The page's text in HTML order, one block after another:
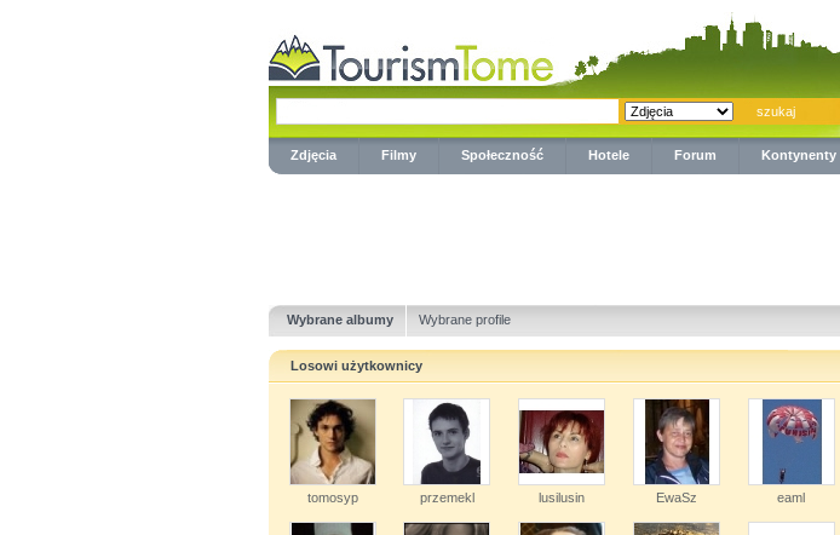
Zdjęcia Filmy Społeczność Hotele Forum Kontynenty
Wybrane albumy Wybrane profile
Losowi użytkownicy
tomosyp przemekl lusilusin EwaSz eaml